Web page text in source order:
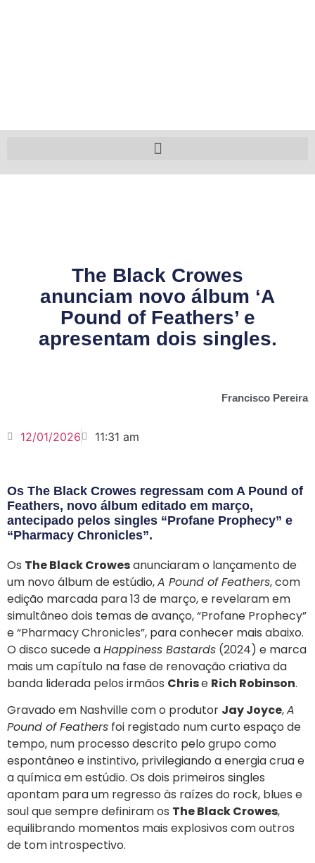
The Black Crowes
anunciam novo álbum ‘A
Pound of Feathers’ e
apresentam dois singles.
Francisco Pereira
12/01/2026 11:31 am
Os The Black Crowes regressam com A Pound of
Feathers, novo álbum editado em março,
antecipado pelos singles “Profane Prophecy” e
“Pharmacy Chronicles”.
Os The Black Crowesanunciaram o lançamento de
um novo álbum de estúdio,A Pound of Feathers, com
edição marcada para 13 de março, e revelaram em
simultâneo dois temas de avanço, “Profane Prophecy”
e “Pharmacy Chronicles”, para conhecer mais abaixo.
O disco sucede aHappiness Bastards (2024) e marca
mais um capítulo na fase de renovação criativa da
banda liderada pelos irmãos Chrise Rich Robinson.
Gravado em Nashville com o produtor Jay Joyce,A
Pound of Feathers foi registado num curto espaço de
tempo, num processo descrito pelo grupo como
espontâneo e instintivo, privilegiando a energia crua e
a química em estúdio. Os dois primeiros singles
apontam para um regresso às raízes do rock, blues e
soul que sempre definiram os The Black Crowes,
equilibrando momentos mais explosivos com outros
de tom introspectivo.